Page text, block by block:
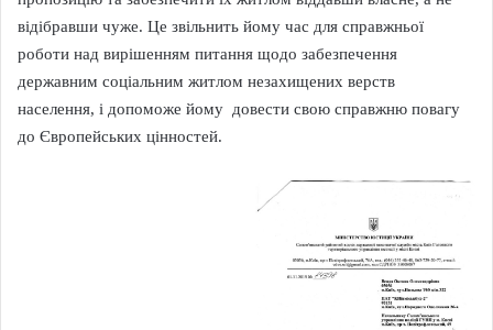
відібравши чуже. Це звільнить йому час для справжньої
роботи над вирішенням питання щодо забезпечення
державним соціальним житлом незахищених верств
населення, і допоможе йому довести свою справжню повагу
до Європейських цінностей.